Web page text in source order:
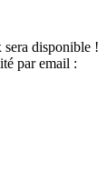
disponible !
par email :